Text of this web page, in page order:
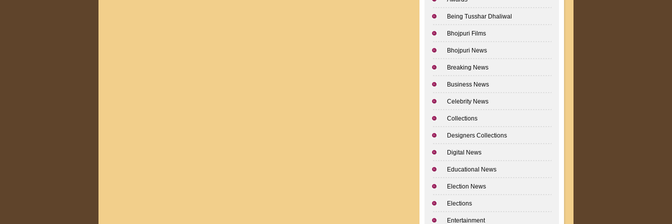
Being Tusshar Dhaliwal
Bhojpuri Films
Bhojpuri News
Breaking News
Business News
Celebrity News
Collections
Designers Collections
Digital News
Educational News
Election News
Elections
Entertainment